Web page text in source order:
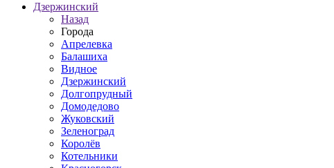
Дзержинский
Назад
Города
Апрелевка
Балашиха
Видное
Дзержинский
Долгопрудный
Домодедово
Жуковский
Зеленоград
Королёв
Котельники